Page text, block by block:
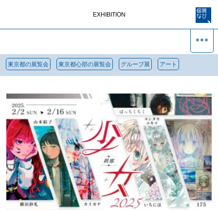
EXHIBITION
東京都の展覧会 東京都心部の展覧会 グループ展 アート